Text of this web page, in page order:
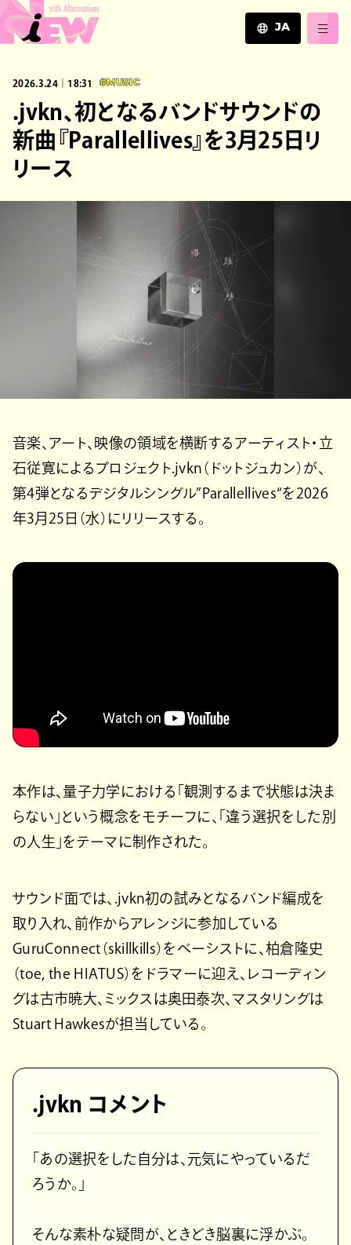
JA
ZH
2026.3.24｜18:31 #MUSIC
.jvkn、初となるバンドサウンドの
新曲『Parallellives』を3月25日リ
リース
音楽、アート、映像の領域を横断するアーティスト・立
石従寛によるプロジェクト.jvkn（ドットジュカン）が、
第4弾となるデジタルシングル”Parallellives“を2026
年3月25日（水）にリリースする。
本作は、量子力学における「観測するまで状態は決ま
らない」という概念をモチーフに、「違う選択をした別
の人生」をテーマに制作された。
サウンド面では、.jvkn初の試みとなるバンド編成を
取り入れ、前作からアレンジに参加している
GuruConnect（skillkills）をベーシストに、柏倉隆史
（toe, the HIATUS）をドラマーに迎え、レコーディン
グは古市暁大、ミックスは奥田泰次、マスタリングは
Stuart Hawkesが担当している。
.jvkn コメント
「あの選択をした自分は、元気にやっているだ
ろうか。」
そんな素朴な疑問が、ときどき脳裏に浮かぶ。